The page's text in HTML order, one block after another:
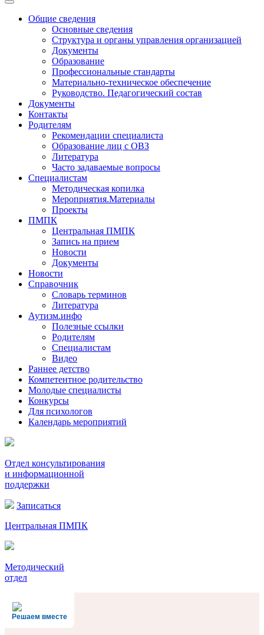
Toggle
navigationОбщие сведения
Основные сведения
Структура и органы управления организацией
Документы
Образование
Профессиональные стандарты
Материально-техническое обеспечение
Руководство. Педагогический состав
Документы
Контакты
Родителям
Рекомендации специалиста
Образование лиц с ОВЗ
Литература
Часто задаваемые вопросы
Специалистам
Методическая копилка
Мероприятия.Материалы
Проекты
ПМПК
Центральная ПМПК
Запись на прием
Новости
Документы
Новости
Справочник
Словарь терминов
Литература
Аутизм.инфо
Полезные ссылки
Родителям
Специалистам
Видео
Раннее детство
Компетентное родительство
Молодые специалисты
Конкурсы
Для психологов
Календарь мероприятий
Отдел консультирования
и информационной
поддержки
Записаться
Центральная ПМПК
Методический
отдел
Решаем вместе